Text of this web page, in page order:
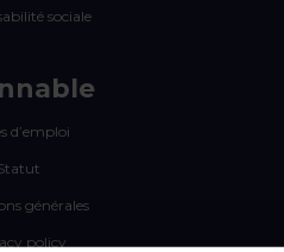
sociale
d’emploi
générales
policy